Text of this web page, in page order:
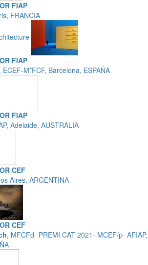
FIAP
FRANCIA
FIAP
, ECEF-M*FCF, Barcelona, ESPAÑA
FIAP
Adelaide, AUSTRALIA
CEF
Aires, ARGENTINA
CEF
, MFCFd- PREMI CAT 2021- MCEF/p- AFIAP,